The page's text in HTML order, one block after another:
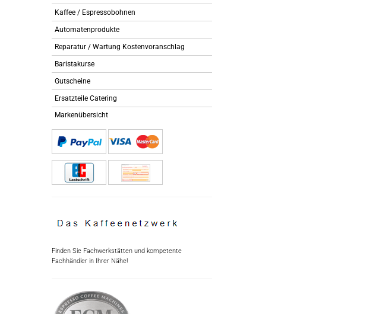
Kaffee / Espressobohnen
Automatenprodukte
Reparatur / Wartung Kostenvoranschlag
Baristakurse
Gutscheine
Ersatzteile Catering
Markenübersicht
Finden Sie Fachwerkstätten und kompetente
Fachhändler in Ihrer Nähe!